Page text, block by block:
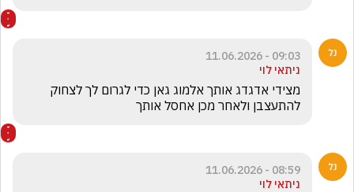
09:03 - 11.06.2026
ניתאי לוי
להתעצבן ולאחר מכן אחסל אותך
08:59 - 11.06.2026
ניתאי לוי